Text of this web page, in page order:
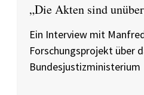
„Die Akten sind
Ein Interview mit
Forschungsprojekt über
Bundesjustizministerium